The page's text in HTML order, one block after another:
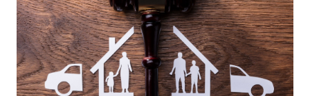
papa, d'au...